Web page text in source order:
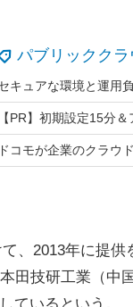
パブリッククラ
、2013年に提供
田技研工業（中